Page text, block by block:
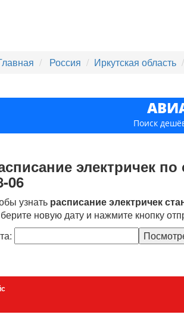
Россия Иркутская область
Поиск
электричек
06
узнать расписание электричек
новую дату и нажмите кнопку